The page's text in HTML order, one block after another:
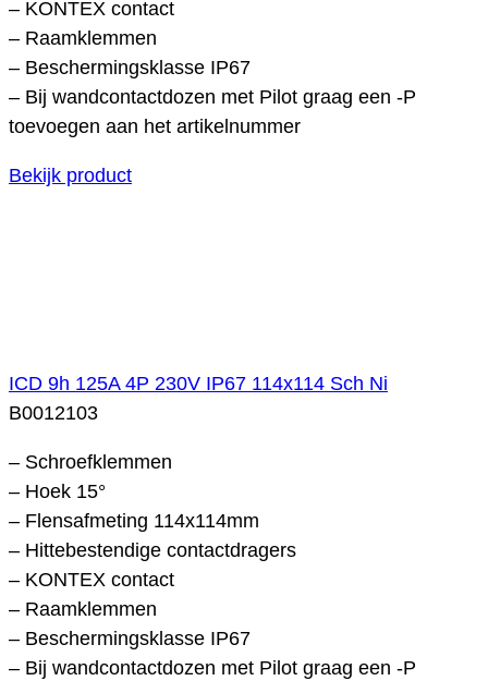
– KONTEX contact
– Raamklemmen
– Beschermingsklasse IP67
– Bij wandcontactdozen met Pilot graag een -P
toevoegen aan het artikelnummer
Bekijk product
ICD 9h 125A 4P 230V IP67 114x114 Sch Ni
B0012103
– Schroefklemmen
– Hoek 15°
– Flensafmeting 114x114mm
– Hittebestendige contactdragers
– KONTEX contact
– Raamklemmen
– Beschermingsklasse IP67
– Bij wandcontactdozen met Pilot graag een -P